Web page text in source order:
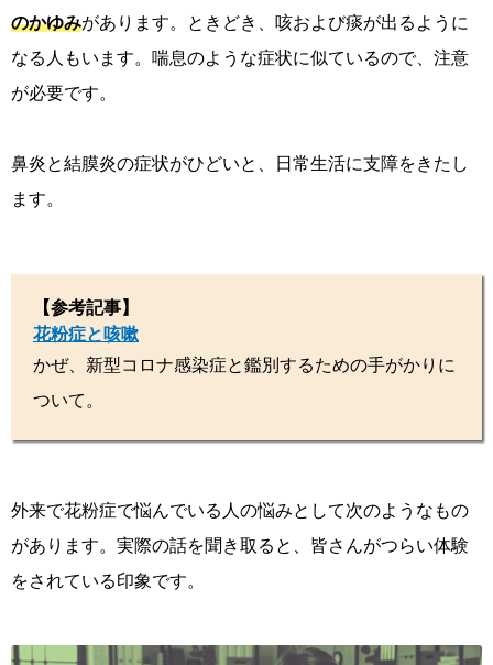
のかゆみがあります。ときどき、咳および痰が出るように
なる人もいます。 喘息のような症状に似ているので、注意
が必要です。
鼻炎と結膜炎の症状がひどいと、日常生活に支障をきたし
ます。
【参考記事】
花粉症と咳嗽
かぜ、新型コロナ感染症と鑑別するための手がかりに
ついて。
外来で花粉症で悩んでいる人の悩みとして次のようなもの
があります。実際の話を聞き取ると、皆さんがつらい体験
をされている印象です。